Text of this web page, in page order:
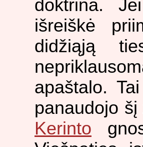
doktrina.
išreiškė
didžiąją
apaštalo.
panaudojo
Kerinto